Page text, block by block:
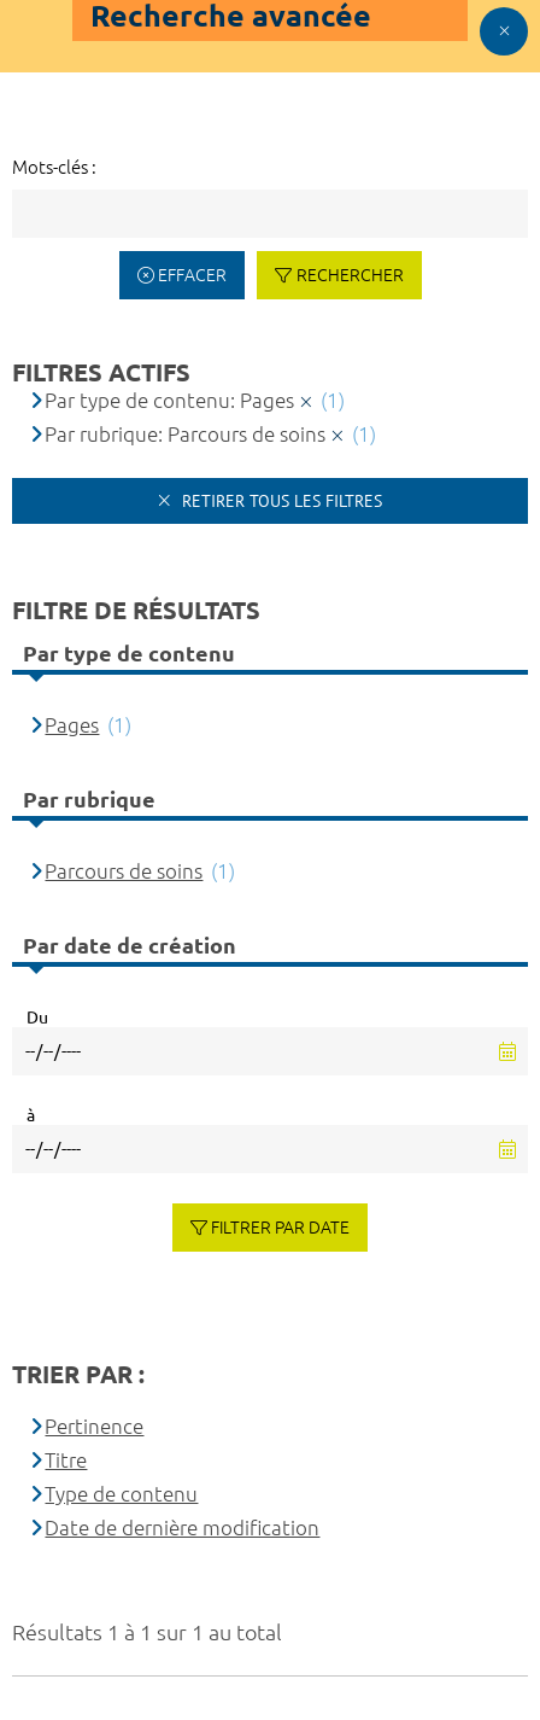
Recherche avancée
Mots-clés :
EFFACER RECHERCHER
Résultats 1 à 1 sur 1 au total
FILTRES ACTIFS
Par type de contenu: Pages
(1)
Par rubrique: Parcours de soins
(1)
RETIRER TOUS LES FILTRES
FILTRE DE RÉSULTATS
Par type de contenu
Pages (1)
Par rubrique
Parcours de soins (1)
Par date de création
Du
à
FILTRER PAR DATE
TRIER PAR :
Pertinence
Titre
Type de contenu
Date de dernière modification